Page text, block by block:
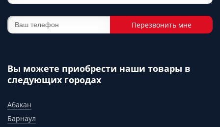
Перезвонить мне
Вы можете приобрести наши товары в
следующих городах
Абакан
Барнаул